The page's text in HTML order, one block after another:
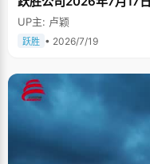
UP主: 卢颖
跃胜 • 2026/7/19